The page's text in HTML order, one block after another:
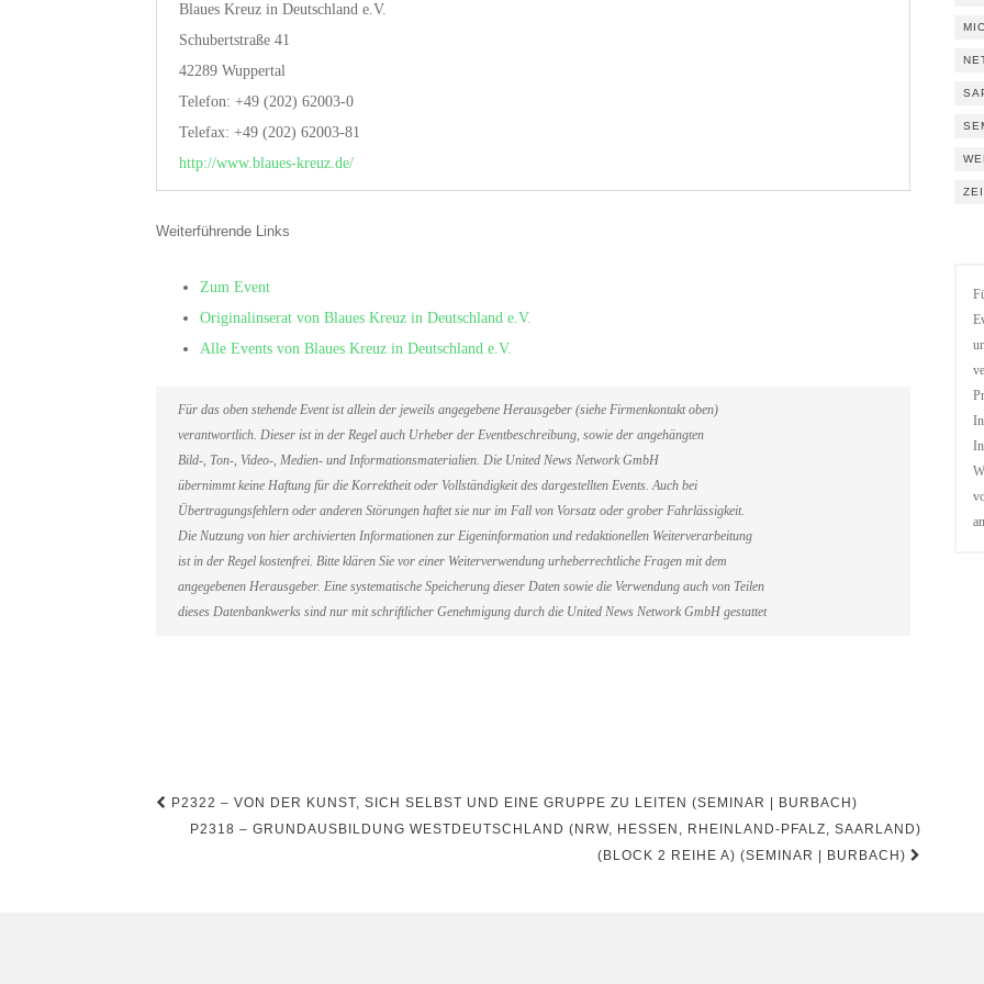
Blaues Kreuz in Deutschland e.V.
Schubertstraße 41
42289 Wuppertal
Telefon: +49 (202) 62003-0
Telefax: +49 (202) 62003-81
http://www.blaues-kreuz.de/
Weiterführende Links
Zum Event
Originalinserat von Blaues Kreuz in Deutschland e.V.
Alle Events von Blaues Kreuz in Deutschland e.V.
Für das oben stehende Event ist allein der jeweils angegebene Herausgeber (siehe Firmenkontakt oben)
verantwortlich. Dieser ist in der Regel auch Urheber der Eventbeschreibung, sowie der angehängten
Bild-, Ton-, Video-, Medien- und Informationsmaterialien. Die United News Network GmbH
übernimmt keine Haftung für die Korrektheit oder Vollständigkeit des dargestellten Events. Auch bei
Übertragungsfehlern oder anderen Störungen haftet sie nur im Fall von Vorsatz oder grober Fahrlässigkeit.
Die Nutzung von hier archivierten Informationen zur Eigeninformation und redaktionellen Weiterverarbeitung
ist in der Regel kostenfrei. Bitte klären Sie vor einer Weiterverwendung urheberrechtliche Fragen mit dem
angegebenen Herausgeber. Eine systematische Speicherung dieser Daten sowie die Verwendung auch von Teilen
dieses Datenbankwerks sind nur mit schriftlicher Genehmigung durch die United News Network GmbH gestattet
Beitragsnavigation
P2322 – VON DER KUNST, SICH SELBST UND EINE GRUPPE ZU LEITEN (SEMINAR | BURBACH)
P2318 – GRUNDAUSBILDUNG WESTDEUTSCHLAND (NRW, HESSEN, RHEINLAND-PFALZ, SAARLAND)
(BLOCK 2 REIHE A) (SEMINAR | BURBACH)